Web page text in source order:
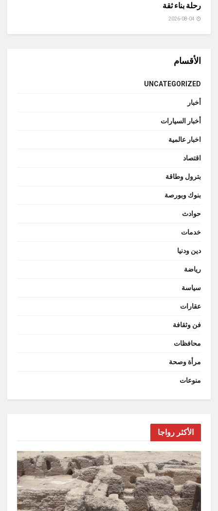
رحلة بناء ثقة
الأقسام
UNCATEGORIZED
أخبار
أخبار السيارات
اخبار عالمية
اقتصاد
بترول وطاقة
بنوك وبورصة
حوادث
خدمات
دين ودنيا
رياضة
سياسة
عقارات
فن وثقافة
محافظات
مرأة وصحة
منوعات
الأكثر رواجا